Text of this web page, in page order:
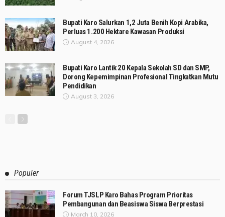
Bupati Karo Salurkan 1,2 Juta Benih Kopi Arabika,
Perluas 1.200 Hektare Kawasan Produksi
August 4, 2026
Bupati Karo Lantik 20 Kepala Sekolah SD dan SMP,
Dorong Kepemimpinan Profesional Tingkatkan Mutu
Pendidikan
August 3, 2026
Populer
Forum TJSLP Karo Bahas Program Prioritas
Pembangunan dan Beasiswa Siswa Berprestasi
March 10, 2026